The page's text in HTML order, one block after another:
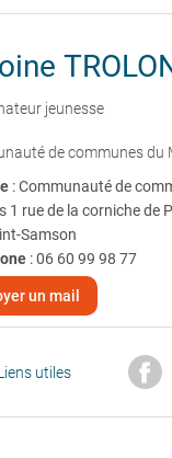
jeunesse
de communes du
: Communauté de
1 rue de la corniche de
Samson
:06 60 99 98 77
un mail
utiles